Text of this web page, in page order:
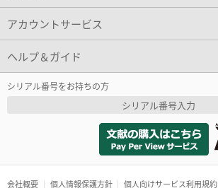
アカウントサービス
ヘルプ＆ガイド
シリアル番号をお持ちの方
シリアル番号入力
会社概要 個人情報保護方針 個人向けサービス利用規約